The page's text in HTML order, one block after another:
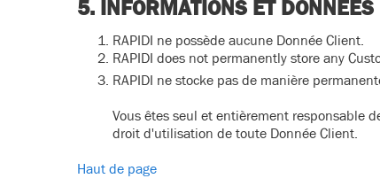
5. INFORMATIONS ET
RAPIDI ne possède aucune Donnée Client.
RAPIDI does not permanently store any
RAPIDI ne stocke pas de manière
Vous êtes seul et entièrement responsable
droit d'utilisation de toute Donnée Client.
Haut de page